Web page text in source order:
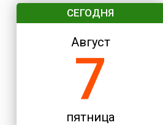
СЕГОДНЯ
Август
7
пятница